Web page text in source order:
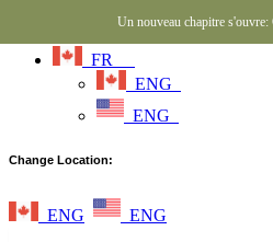
FR
ENG
ENG
Un nouveau chapitre
Change Location:
ENG ENG